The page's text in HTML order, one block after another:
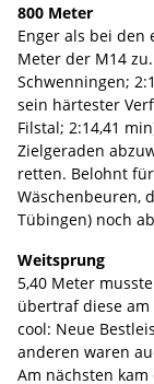
800 Meter
Enger als bei den
Meter der M14
Schwenningen;
sein härtester
Filstal; 2:14,41
Zielgeraden
retten. Belohnt
Wäschenbeuren,
Tübingen) noch
Weitsprung
5,40 Meter
übertraf diese
cool: Neue
anderen waren
Am nächsten kam